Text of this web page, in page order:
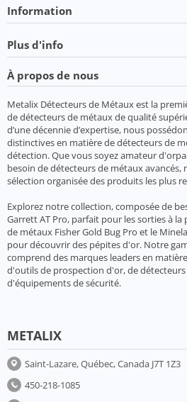
Information
Plus d'info
À propos de nous
Metalix Détecteurs de Métaux est la
de détecteurs de métaux de qualité
d’une décennie d’expertise, nous
distinctives en matière de détecteurs de
détection. Que vous soyez amateur
besoin de détecteurs de métaux avancés,
sélection organisée des produits les plus
Explorez notre collection, composée de
Garrett AT Pro, parfait pour les sorties à
de métaux Fisher Gold Bug Pro et le
pour découvrir des pépites d'or. Notre
comprend des marques leaders en
d'outils de prospection d'or, de
d'équipements de sécurité.
METALIX
Saint-Lazare, Québec, Canada J7T 1Z3
450-218-1085